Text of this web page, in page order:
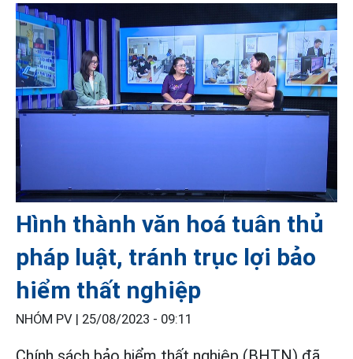
Hình thành văn hoá tuân thủ
pháp luật, tránh trục lợi bảo
hiểm thất nghiệp
NHÓM PV | 25/08/2023 - 09:11